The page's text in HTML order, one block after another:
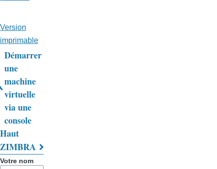
Version
imprimable
Liens
transversaux
de
livre
pour
Trucs
Démarrer
une
machine
virtuelle
via une
console
Haut
ZIMBRA
Votre nom